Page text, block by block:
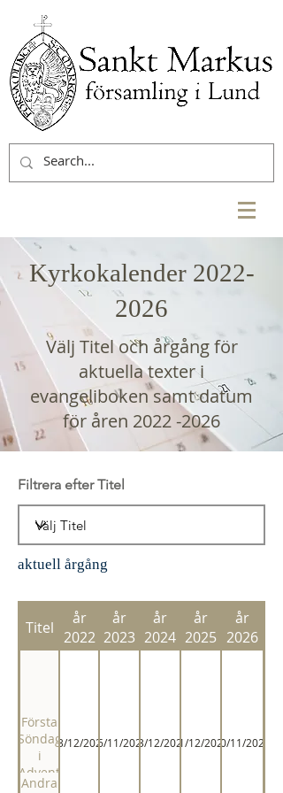
Kyrkokalender 2022-
2026
Välj Titel och årgång för
aktuella texter i
evangeliboken samt datum
för åren 2022 -2026
Filtrera efter Titel
aktuell årgång
Titel
år
2022
år
2023
år
2024
år
2025
år
2026
Första
Söndag
i
Advent
03/12/202326/11/202203/12/202301/12/202430/11/2025
Andra